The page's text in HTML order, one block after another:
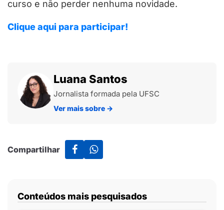
curso e não perder nenhuma novidade.
Clique aqui para participar!
Luana Santos
Jornalista formada pela UFSC
Ver mais sobre →
Compartilhar
Conteúdos mais pesquisados